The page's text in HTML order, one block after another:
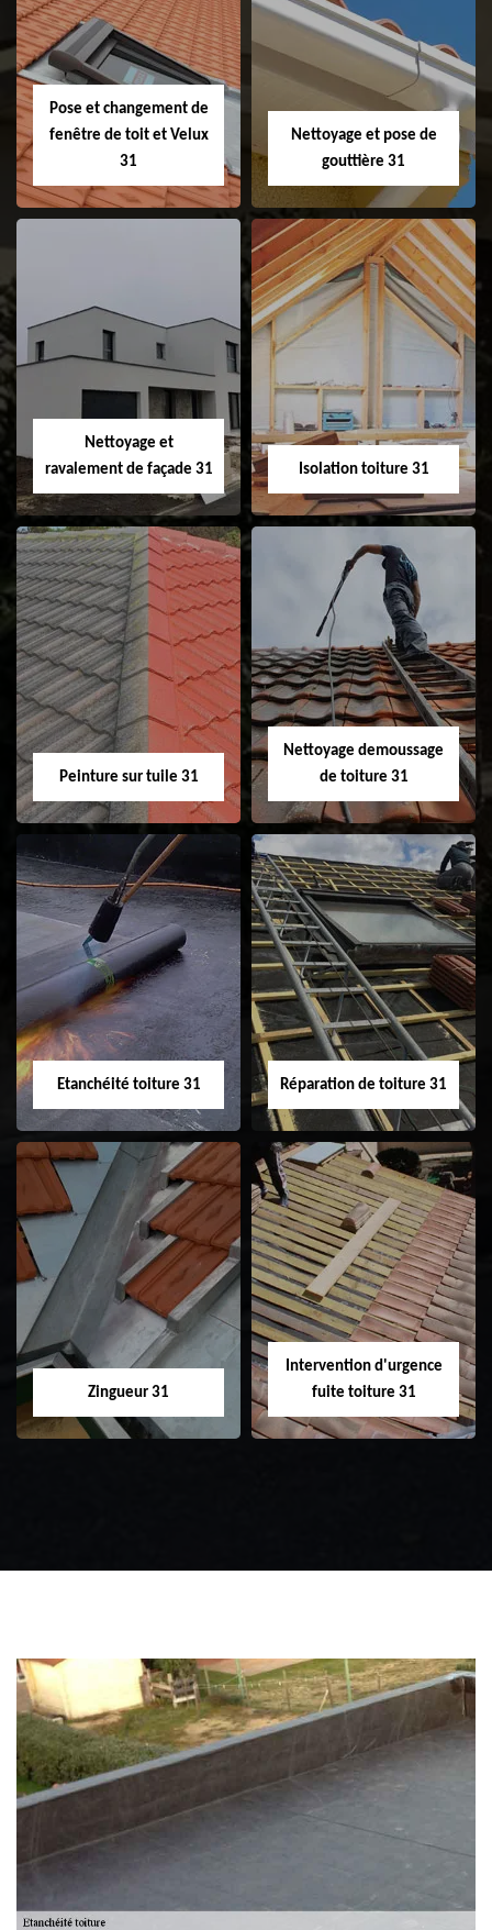
Couvreur 31
Etanchéité de
faitage et faitière
31
Pose et changement de
fenêtre de toit et Velux
31
Pose et
changement de
fenêtre de toit et
Velux 31
Nettoyage et pose de
gouttière 31
Nettoyage et pose
Nettoyage et
ravalement de façade 31
Nettoyage et
ravalement de
façade 31
Isolation toiture 31
Isolation toiture 31
Peinture sur tuile 31
Peinture sur tuile
31
Nettoyage demoussage
de toiture 31
Nettoyage
demoussage de
toiture 31
Etanchéité toiture 31
Etanchéité toiture
31
Réparation de toiture 31
Réparation de
toiture 31
Zingueur 31
Intervention d'urgence
fuite toiture 31